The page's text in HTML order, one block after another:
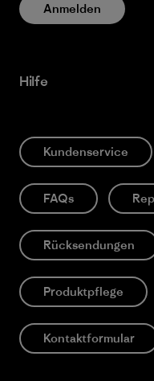
Anmelden
Hilfe
Kundenservice
FAQs
Rücksendungen
Produktpflege
Kontaktformular